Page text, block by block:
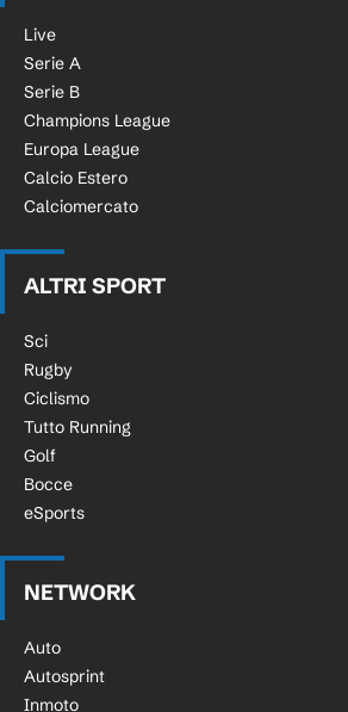
Live
Serie A
Serie B
Champions League
Europa League
Calcio Estero
Calciomercato
ALTRI SPORT
Sci
Rugby
Ciclismo
Tutto Running
Golf
Bocce
eSports
NETWORK
Auto
Autosprint
Inmoto